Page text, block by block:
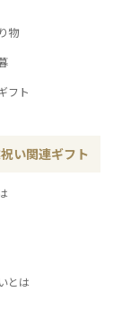
物
フト
い関連ギフト
とは